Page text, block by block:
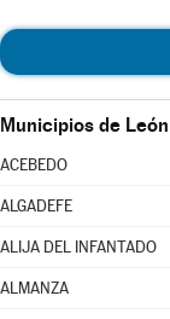
Municipios de León
ACEBEDO
ALGADEFE
ALIJA DEL INFANTADO
ALMANZA